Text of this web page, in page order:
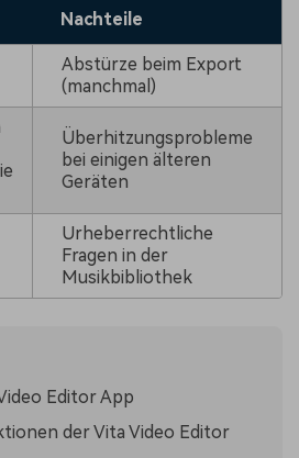
Nachteile
Abstürze beim Export
(manchmal)
Überhitzungsprobleme
bei einigen älteren
Geräten
Urheberrechtliche
Fragen in der
Musikbibliothek
Editor App
der Vita Video Editor